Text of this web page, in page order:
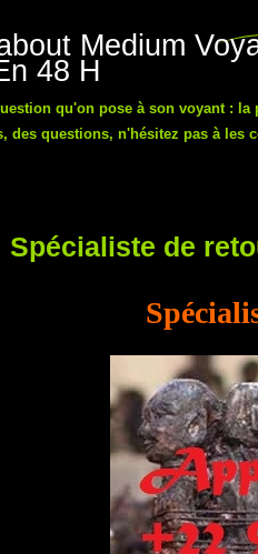
Medium
48 H
qu'on pose à son voyant :
des questions, n'hésitez pas à les
Spécialiste de